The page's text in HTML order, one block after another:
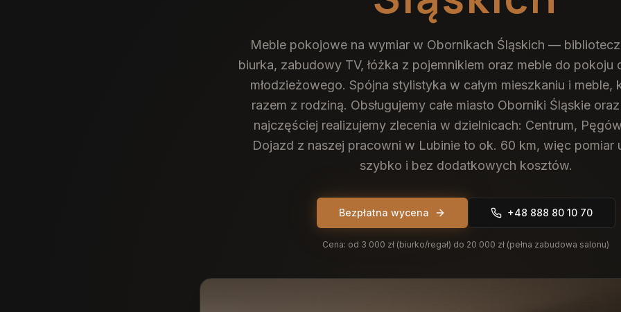
Meble pokojowe na wymiar w Obornikach Śląskich —
biurka, zabudowy TV, łóżka z pojemnikiem oraz meble do pokoju
młodzieżowego. Spójna stylistyka w całym mieszkaniu i meble,
razem z rodziną. Obsługujemy całe miasto Oborniki Śląskie
najczęściej realizujemy zlecenia w dzielnicach: Centrum,
Dojazd z naszej pracowni w Lubinie to ok. 60 km, więc pomiar
szybko i bez dodatkowych kosztów.
Bezpłatna wycena +48 888 80 10 70
Cena: od 3 000 zł (biurko/regał) do 20 000 zł (pełna zabudowa salonu)